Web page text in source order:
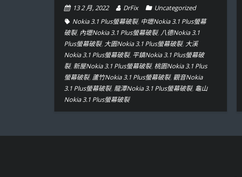
13 2 月, 2022 DrFix
Uncategorized
Nokia 3.1 Plus螢幕破裂, 中壢Nokia 3.1 Plus螢幕
破裂, 內壢Nokia 3.1 Plus螢幕破裂, 八德Nokia 3.1
Plus螢幕破裂, 大園Nokia 3.1 Plus螢幕破裂, 大溪
Nokia 3.1 Plus螢幕破裂, 平鎮Nokia 3.1 Plus螢幕破
裂, 新屋Nokia 3.1 Plus螢幕破裂, 桃園Nokia 3.1 Plus
螢幕破裂, 蘆竹Nokia 3.1 Plus螢幕破裂, 觀音Nokia
3.1 Plus螢幕破裂, 龍潭Nokia 3.1 Plus螢幕破裂, 龜山
Nokia 3.1 Plus螢幕破裂